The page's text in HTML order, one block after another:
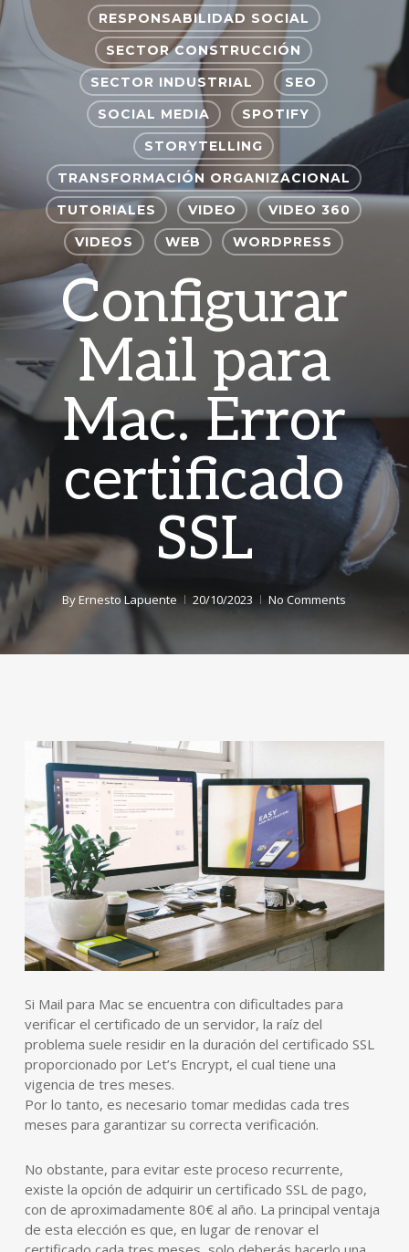
RESPONSABILIDAD SOCIAL
SECTOR CONSTRUCCIÓN
SECTOR INDUSTRIAL
SEO
SOCIAL MEDIA
SPOTIFY
STORYTELLING
TRANSFORMACIÓN ORGANIZACIONAL
TUTORIALES
VIDEO
VIDEO 360
VIDEOS
WEB WORDPRESS
Configurar
Mail para
Mac. Error
certificado
SSL
ByErnesto Lapuente 20/10/2023 No Comments
Si Mail para Mac se encuentra con dificultades para
verificar el certificado de un servidor, la raíz del
problema suele residir en la duración del certificado SSL
proporcionado por Let’s Encrypt, el cual tiene una
vigencia de tres meses.
Por lo tanto, es necesario tomar medidas cada tres
meses para garantizar su correcta verificación.
No obstante, para evitar este proceso recurrente,
existe la opción de adquirir un certificado SSL de pago,
con de aproximadamente 80€ al año. La principal ventaja
de esta elección es que, en lugar de renovar el